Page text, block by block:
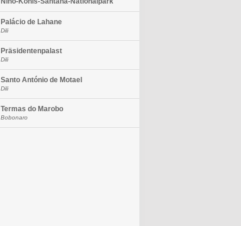
Palácio de Lahane
Dili
Präsidentenpalast
Dili
Santo António de Motael
Dili
Termas do Marobo
Bobonaro